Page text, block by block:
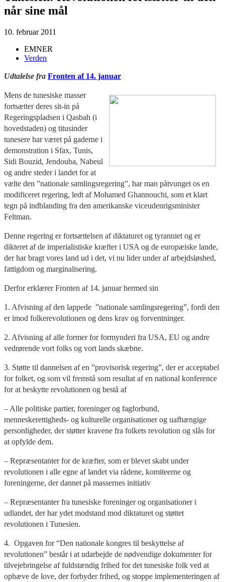
når sine mål
10. februar 2011
EMNER
Verden
Udtalelse fra Fronten af 14. januar
Mens de tunesiske masser
fortsætter deres sit-in på
Regeringspladsen i Qasbah (i
hovedstaden) og titusinder
tunesere har været på gaderne i
demonstration i Sfax, Tunis,
Sidi Bouzid, Jendouba, Nabeul
og andre steder i landet for at
vælte den ”nationale samlingsregering”, har man påtvunget os en
modificeret regering, ledt af Mohamed Ghannouchi, som et klart
tegn på indblanding fra den amerikanske viceudenrigsminister
Feltman.
Denne regering er fortsættelsen af diktaturet og tyranniet og er
dikteret af de imperialistiske kræfter i USA og de europæiske lande,
der har bragt vores land ud i det, vi nu lider under af arbejdsløshed,
fattigdom og marginalisering.
Derfor erklærer Fronten af 14. januar hermed sin
1. Afvisning af den lappede ”nationale samlingsregering”, fordi den
er imod folkerevolutionen og dens krav og forventninger.
2. Afvisning af alle former for formynderi fra USA, EU og andre
vedrørende vort folks og vort lands skæbne.
3. Støtte til dannelsen af en ”provisorisk regering”, der er acceptabel
for folket, og som vil fremstå som resultat af en national konference
for at beskytte revolutionen og bestå af
– Alle politiske partier, foreninger og fagforbund,
menneskerettigheds- og kulturelle organisationer og uafhængige
personligheder, der støtter kravene fra folkets revolution og slås for
at opfylde dem.
– Repræsentanter for de kræfter, som er blevet skabt under
revolutionen i alle egne af landet via rådene, komiteerne og
foreningerne, der dannet på massernes initiativ
– Repræsentanter fra tunesiske foreninger og organisationer i
udlandet, der har ydet modstand mod diktaturet og støttet
revolutionen i Tunesien.
4. Opgaven for “Den nationale kongres til beskyttelse af
revolutionen” består i at udarbejde de nødvendige dokumenter for
tilvejebringelse af fuldstændig frihed for det tunesiske folk ved at
ophæve de love, der forbyder frihed, og stoppe implementeringen af